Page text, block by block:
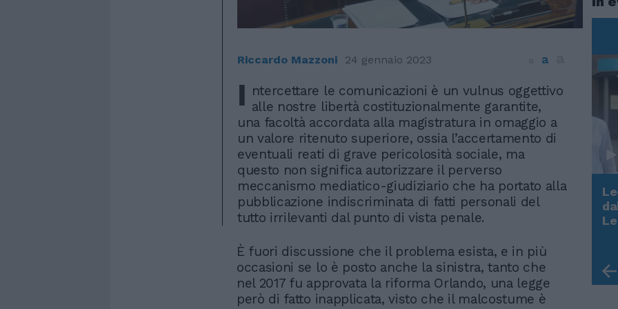
Riccardo Mazzoni 24 gennaio 2023 a
I ntercettare le comunicazioni è un vulnus oggettivo
alle nostre libertà costituzionalmente garantite,
una facoltà accordata alla magistratura in omaggio a
un valore ritenuto superiore, ossia l’accertamento di
eventuali reati di grave pericolosità sociale, ma
questo non significa autorizzare il perverso
meccanismo mediatico-giudiziario che ha portato alla
pubblicazione indiscriminata di fatti personali del
tutto irrilevanti dal punto di vista penale.
È fuori discussione che il problema esista, e in più
occasioni se lo è posto anche la sinistra, tanto che
nel 2017 fu approvata la riforma Orlando, una legge
però di fatto inapplicata, visto che il malcostume è
Rudy Giuliani a Come States?
americana